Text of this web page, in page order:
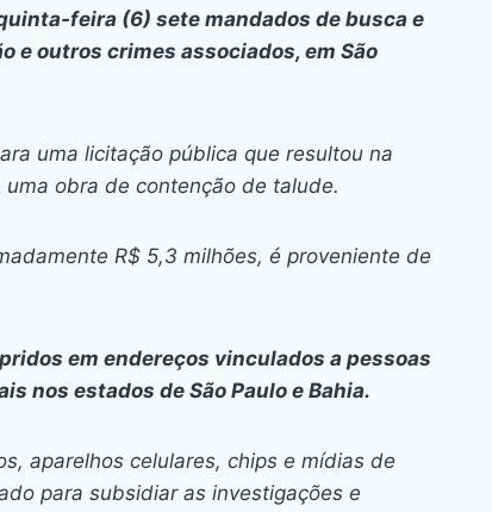
feira (6) sete mandados de busca e
e outros crimes associados, em São
uma licitação pública que resultou na
obra de contenção de talude.
R$ 5,3 milhões, é proveniente de
em endereços vinculados a pessoas
nos estados de São Paulo e Bahia.
aparelhos celulares, chips e mídias de
para subsidiar as investigações e